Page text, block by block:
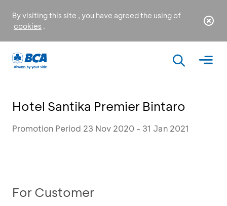
By visiting this site , you have agreed the using of
cookies .
Hotel Santika Premier Bintaro
Promotion Period 23 Nov 2020 - 31 Jan 2021
For Customer